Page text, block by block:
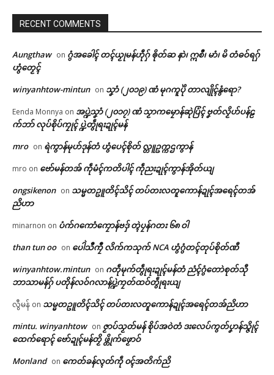
ဌာန်ပရိုၚ်ဗၠးၜးမန်
ရုဲစှ်
ပရိုၚ်လက္ကရဴအိုတ်
ညးဒါန်လိက်
ဗွဳဒဳယဵု
ကေတ်အဆက်
© ဌာန်ပရိုၚ်ဗၠးၜးမန်
ပ္ဍဲဒေသခရိုၚ်ထဝဲါ ညးဒးဒုၚ်ကၠောံ
ထၞာန်စၟယဲဇွဟ် (P.F) ဂၠိုၚ်ကၠုၚ်
In "ပရိုၚ်"
ရာသဳက္ညၚ်ဏံ ဂမ္တဴမသ္ကာတ်မြဟ်
ရေၚ်ထတ်ယုက်ညိ
March 12, 2026
In "ပရိုၚ်"
ကွးဘာနူဌာန်ဒတန်ဗ္တောန်ပညာဆုဲ
ပြံၚ်မန်ဂှ် ညးတာလျိုၚ်သေံတံ ကဵု
ထံက်ပၚ်စပ်ကဵုပရေၚ်ထတ်ယုက်
June 8, 2026
RECENT COMMENTS
Aungthaw on ဂွံအခေါၚ် တၚ်ယၟုမန်ဟီုဂှ် ၜိုတ်ဆ နာဲ၊ ဣစဳ၊ မာံ၊ မိ တံဓဝ်ရဂှ်
ဟွံတၟေၚ်
winyanhtow-mintun on သၞာံ (၂၀၁၉) ဏံ မုဂကူပိုဲ တာလျိုၚ်နွံရော?
Eenda Monnya on အပ္ဍဲသၞာံ (၂၀၁၇) ဏံ သၟာကမၠောန်ဆုဲပြံၚ် ဗၞတ်လၟိဟ်ပန်ဠ
က်ဘာ် လုပ်စိုပ်ကၠုၚ် ပ္ဍဲတွဵုရးဍုၚ်မန်
mro on ရဲကွာန်မုဟ်ဒုန်တံ ဟွံပေၚ်စိုတ် လ္တူဥက္ကဌကွာန်
mro on ဗော်မန်တအ် ကဵုမံၚ်ကတိပါၚ် ကဵုညးဍုၚ်ကွာန်အိုတ်ယျ
ongsikenon on သမ္မတဥူတိၚ်သိၚ် တပ်တးလတူကောန်ဍုၚ်အရေၚ်တအ်
ညိဟာ
minarnon on ပံက်ဂကောံကၠောန်ဗဒှ် တ္ၚဲပၠန်ဂတး ၆၈ ဝါ
than tun oo on ပေါဲသဳကၠဳ လိက်ကသုက် NCA ဟွံဂွံတၚ်တုပ်စိုတ်ဏီ
winyanhtow.mintun on ဂတဵုမုက်တွဵုရးဍုၚ်မန်တံ ညံၚ်ဂွံတောဲစုတ်သီု
ဘာသာမန်ဂှ် ပတိုန်လဝ်ဂလာန်ပ္ဍဲကၠတ်ထဝ်တွဵုရးယျ
လွီမန် on သမ္မတဥူတိၚ်သိၚ် တပ်တးလတူကောန်ဍုၚ်အရေၚ်တအ်ညိဟာ
mintu. winyanhtow on ဇၟာပ်သၟတ်မန် စိုပ်အဝဲတံ ဒးလေပ်ကွတ်ပၞာန်သ္ဇိုၚ်
ထေက်ရောၚ် ဗော်ဍုၚ်မန်တၟိ ဖ္တိုက်ဖၟောဝ်
Monland on ကေတ်ခန်လ္ၚတ်ကဵု ၀ၚ်အတိက်ညိ